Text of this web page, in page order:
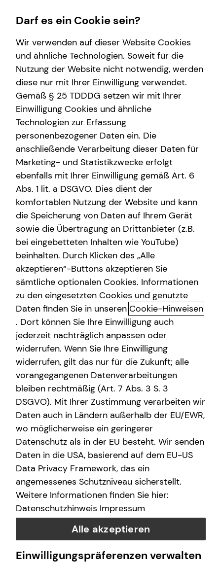
Wissenswertes
Interview
Über mich
Über tecis
Podcast
teamzukunft
Finanzberatung
Altersvorsorge
Investment
Arbeitskraftabsicherung
Kindervorsorge
Sach- und Vermögenssicherung
Kapitalanlage Immobilien
Immobilienfinanzierung
Private Krankenvorsorge
Betriebliche Altersvorsorge
Spezialisten-Netzwerk
Gewerbliche Versicherungen
Service
Kundenportal
Schadenabwicklung
Karriere-Infos
Karrierechancen
Initiativbewerbung
Mit mytecis – Finanzen und
Versicherungen digital verwalten
Mit mytecis hast du deine Finanzen, Versicherungen und
wichtigen Dokumente jederzeit im Blick.
Verwalte deine Verträge, behalte deine Konten und
Depots im Überblick und stehe jederzeit mit mir in
Deine Vorteile mit mytecis:
Sieh deine Konten, Depots und Versicherungen an
Darf es ein Cookie sein?
Wir verwenden auf dieser Website Cookies
und ähnliche Technologien. Soweit für die
Nutzung der Website nicht notwendig, werden
diese nur mit Ihrer Einwilligung verwendet.
Gemäß § 25 TDDDG setzen wir mit Ihrer
Einwilligung Cookies und ähnliche
Technologien zur Erfassung
personenbezogener Daten ein. Die
anschließende Verarbeitung dieser Daten für
Marketing- und Statistikzwecke erfolgt
ebenfalls mit Ihrer Einwilligung gemäß Art. 6
Abs. 1 lit. a DSGVO. Dies dient der
komfortablen Nutzung der Website und kann
die Speicherung von Daten auf Ihrem Gerät
sowie die Übertragung an Drittanbieter (z.B.
bei eingebetteten Inhalten wie YouTube)
beinhalten. Durch Klicken des „Alle
akzeptieren“-Buttons akzeptieren Sie
sämtliche optionalen Cookies. Informationen
zu den eingesetzten Cookies und genutzte
Daten finden Sie in unseren Cookie-Hinweisen
. Dort können Sie Ihre Einwilligung auch
jederzeit nachträglich anpassen oder
widerrufen. Wenn Sie Ihre Einwilligung
widerrufen, gilt das nur für die Zukunft; alle
vorangegangenen Datenverarbeitungen
bleiben rechtmäßig (Art. 7 Abs. 3 S. 3
DSGVO). Mit Ihrer Zustimmung verarbeiten wir
Daten auch in Ländern außerhalb der EU/EWR,
wo möglicherweise ein geringerer
Datenschutz als in der EU besteht. Wir senden
Daten in die USA, basierend auf dem EU-US
Data Privacy Framework, das ein
angemessenes Schutzniveau sicherstellt.
Weitere Informationen finden Sie hier:
Datenschutzhinweis Impressum
Alle akzeptieren
Einwilligungspräferenzen verwalten